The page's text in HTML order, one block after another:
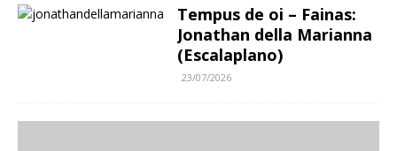
Tempus de oi – Fainas:
Jonathan della Marianna
(Escalaplano)
23/07/2026